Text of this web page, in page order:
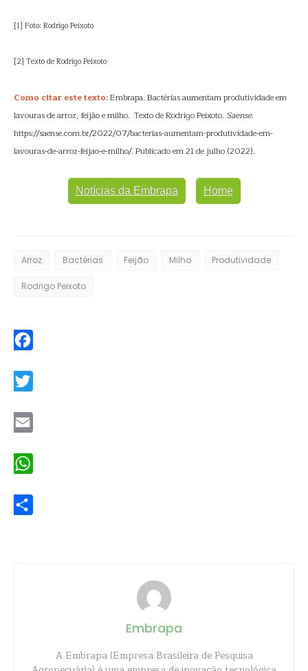
[1] Foto: Rodrigo Peixoto
[2] Texto de Rodrigo Peixoto
Como citar este texto:Embrapa. Bactérias aumentam produtividade em
lavouras de arroz, feijão e milho. Texto de Rodrigo Peixoto. Saense.
https://saense.com.br/2022/07/bacterias-aumentam-produtividade-em-
lavouras-de-arroz-feijao-e-milho/. Publicado em 21 de julho (2022).
Notícias da Embrapa Home
Arroz Bactérias Feijão Milho Produtividade
Rodrigo Peixoto
Embrapa
A Embrapa (Empresa Brasileira de Pesquisa